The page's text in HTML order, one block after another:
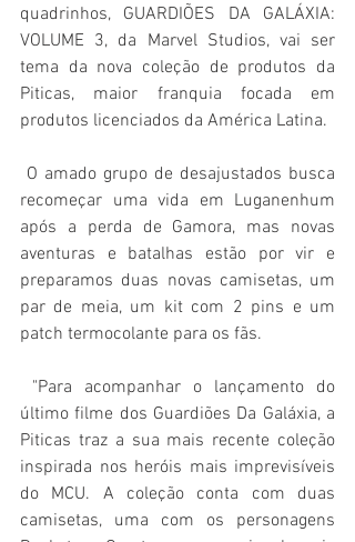
quadrinhos, GUARDIÕES DA GALÁXIA:
VOLUME 3, da Marvel Studios, vai ser
tema da nova coleção de produtos da
Piticas, maior franquia focada em
produtos licenciados da América Latina.
recomeçar uma vida em Luganenhum
após a perda de Gamora, mas novas
aventuras e batalhas estão por vir e
preparamos duas novas camisetas, um
par de meia, um kit com 2 pins e um
patch termocolante para os fãs.
último filme dos Guardiões Da Galáxia, a
Piticas traz a sua mais recente coleção
inspirada nos heróis mais imprevisíveis
do MCU. A coleção conta com duas
camisetas, uma com os personagens